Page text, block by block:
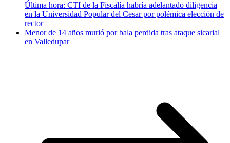
Última hora: CTI de la Fiscalía habría adelantado diligencia
en la Universidad Popular del Cesar por polémica elección de
rector
Menor de 14 años murió por bala perdida tras ataque sicarial
en Valledupar